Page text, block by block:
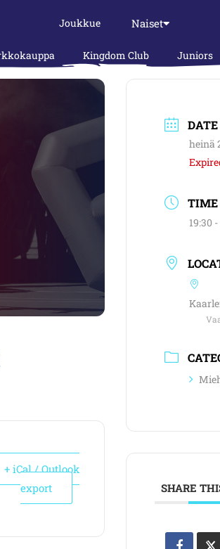
Joukkue Naiset
Kingdom Club Juniors
+ iCal / Outlook
export
DATE
heinä
TIME
19:30
SHARE